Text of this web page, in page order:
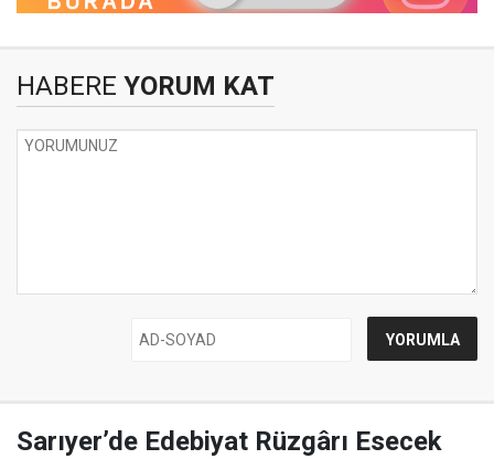
HABERE YORUM KAT
Sarıyer’de Edebiyat Rüzgârı Esecek